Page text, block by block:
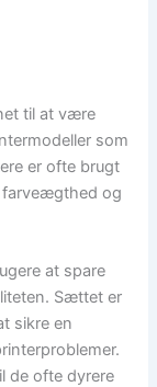
til at være
som
er ofte brugt
farveægthed og
at spare
Sættet er
sikre en
de ofte dyrere